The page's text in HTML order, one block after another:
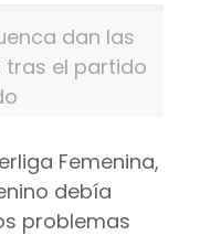
dan las
el partido
Femenina,
debía
problemas